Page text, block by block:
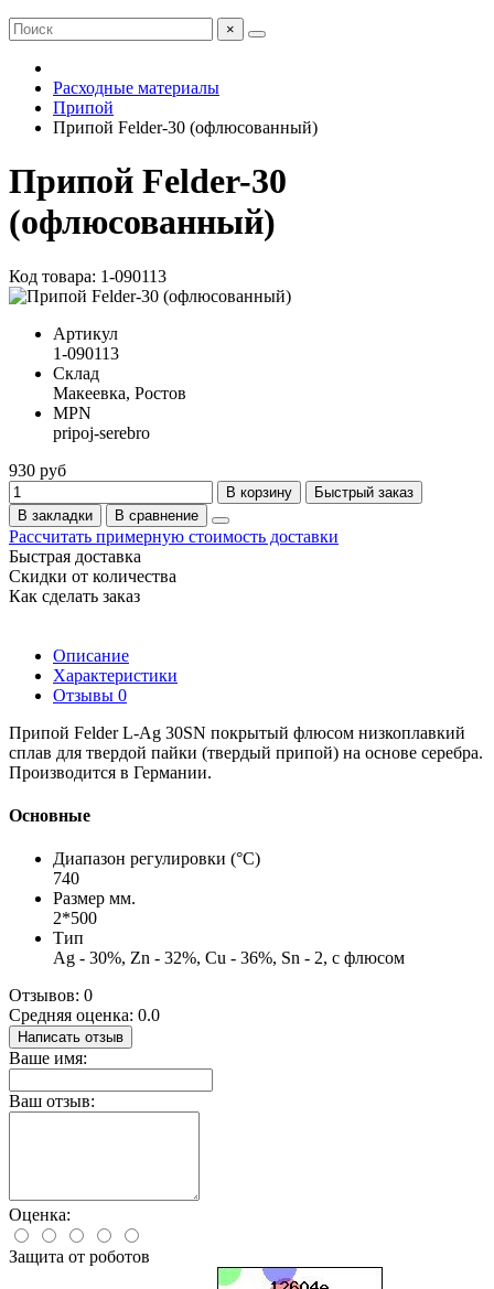
×
Расходные материалы
Припой
Припой Felder-30 (офлюсованный)
Припой Felder-30
(офлюсованный)
Код товара: 1-090113
Артикул
1-090113
Склад
Макеевка, Ростов
MPN
pripoj-serebro
930 руб
В корзину
Быстрый заказ
В закладки
В сравнение
Рассчитать примерную стоимость доставки
Быстрая доставка
Скидки от количества
Как сделать заказ
Описание
Характеристики
Отзывы 0
Припой Felder L-Ag 30SN покрытый флюсом низкоплавкий
сплав для твердой пайки (твердый припой) на основе серебра.
Производится в Германии.
Основные
Диапазон регулировки (°C)
740
Размер мм.
2*500
Тип
Ag - 30%, Zn - 32%, Cu - 36%, Sn - 2, с флюсом
Отзывов: 0
Средняя оценка: 0.0
Написать отзыв
Ваше имя:
Ваш отзыв:
Оценка:
Защита от роботов